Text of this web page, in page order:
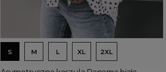
Dodaj do koszyka
S M L XL 2XL